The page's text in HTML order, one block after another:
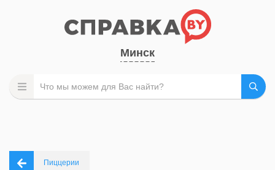
Минск
Пиццерии